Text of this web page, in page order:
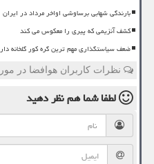
بارندگی شهابی برساوشی اواخر مرداد در ایران
کشف آنزیمی که پیری را معکوس می کند
ضعف سیاستگذاری مهم ترین گره کور گلخانه
نظرات کاربران هوافضا در
لطفا شما همنظر دهید